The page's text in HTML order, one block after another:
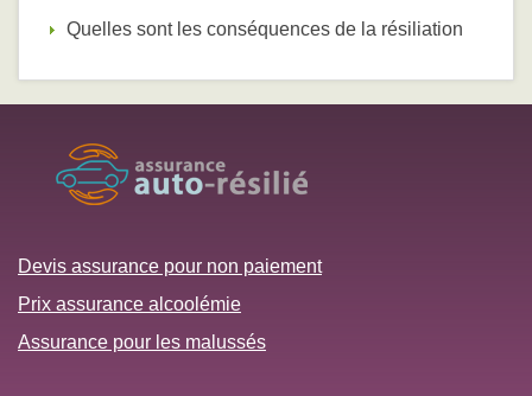
Quelles sont les conséquences de la résiliation
Devis assurance pour non paiement
Prix assurance alcoolémie
Assurance pour les malussés